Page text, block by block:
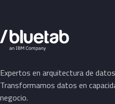
Expertos en arquitectura de
Transformamos datos en
negocio.